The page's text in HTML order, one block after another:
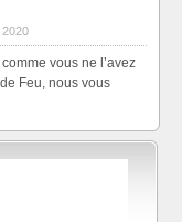
vous ne l’avez
Feu, nous vous